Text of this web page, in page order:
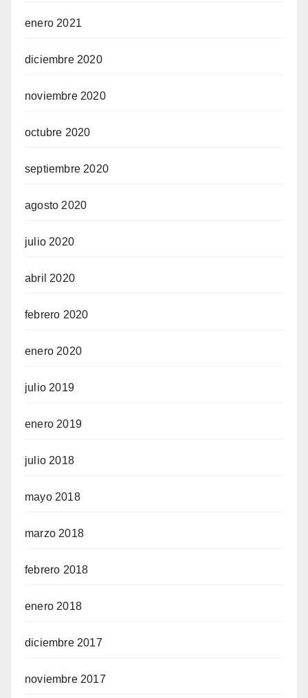
enero 2021
diciembre 2020
noviembre 2020
octubre 2020
septiembre 2020
agosto 2020
julio 2020
abril 2020
febrero 2020
enero 2020
julio 2019
enero 2019
julio 2018
mayo 2018
marzo 2018
febrero 2018
enero 2018
diciembre 2017
noviembre 2017